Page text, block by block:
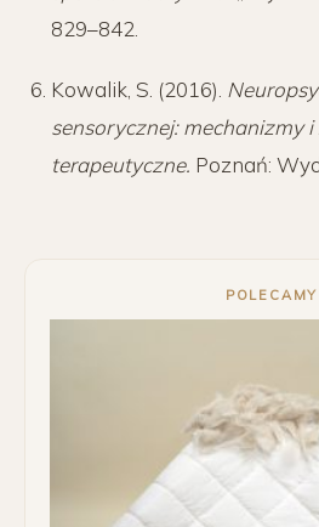
829–842.
Kowalik, S. (2016).
sensorycznej: mechanizmy
terapeutyczne. Poznań:
POLECAMY